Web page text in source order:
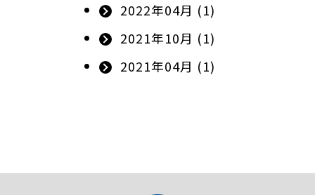
2022年04月 (1)
2021年10月 (1)
2021年04月 (1)